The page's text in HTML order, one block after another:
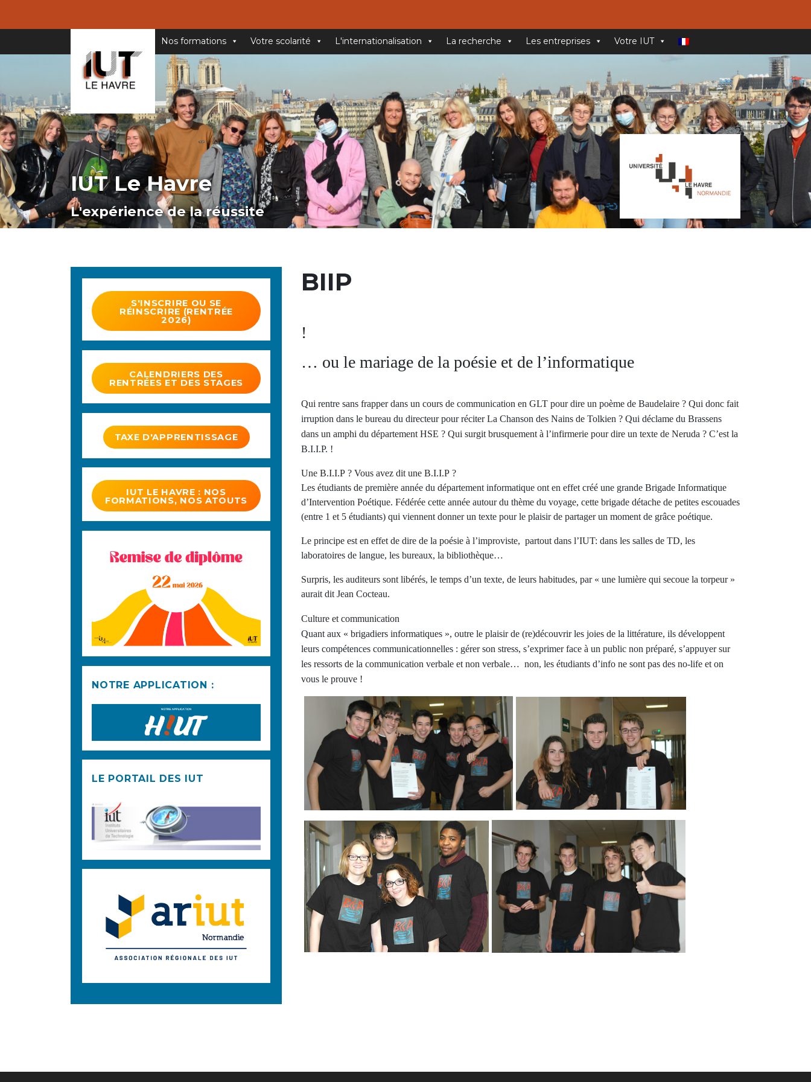
Nos formations Votre scolarité L'internationalisation La recherche Les entreprises Votre IUT
IUT Le Havre
L'expérience de la réussite
S'INSCRIRE OU SE
RÉINSCRIRE (RENTRÉE
2026)
CALENDRIERS DES
RENTRÉES ET DES STAGES
TAXE D'APPRENTISSAGE
IUT LE HAVRE : NOS
FORMATIONS, NOS ATOUTS
NOTRE APPLICATION :
LE PORTAIL DES IUT
BIIP
!
… ou le mariage de la poésie et de l’informatique
Qui rentre sans frapper dans un cours de communication en GLT pour dire un poème de Baudelaire ? Qui donc fait
irruption dans le bureau du directeur pour réciter La Chanson des Nains de Tolkien ? Qui déclame du Brassens
dans un amphi du département HSE ? Qui surgit brusquement à l’infirmerie pour dire un texte de Neruda ? C’est la
B.I.I.P. !
Une B.I.I.P ? Vous avez dit une B.I.I.P ?
Les étudiants de première année du département informatique ont en effet créé une grande Brigade Informatique
d’Intervention Poétique. Fédérée cette année autour du thème du voyage, cette brigade détache de petites escouades
(entre 1 et 5 étudiants) qui viennent donner un texte pour le plaisir de partager un moment de grâce poétique.
Le principe est en effet de dire de la poésie à l’improviste, partout dans l’IUT: dans les salles de TD, les
laboratoires de langue, les bureaux, la bibliothèque…
Surpris, les auditeurs sont libérés, le temps d’un texte, de leurs habitudes, par « une lumière qui secoue la torpeur »
aurait dit Jean Cocteau.
Culture et communication
Quant aux « brigadiers informatiques », outre le plaisir de (re)découvrir les joies de la littérature, ils développent
leurs compétences communicationnelles : gérer son stress, s’exprimer face à un public non préparé, s’appuyer sur
les ressorts de la communication verbale et non verbale… non, les étudiants d’info ne sont pas des no-life et on
vous le prouve !